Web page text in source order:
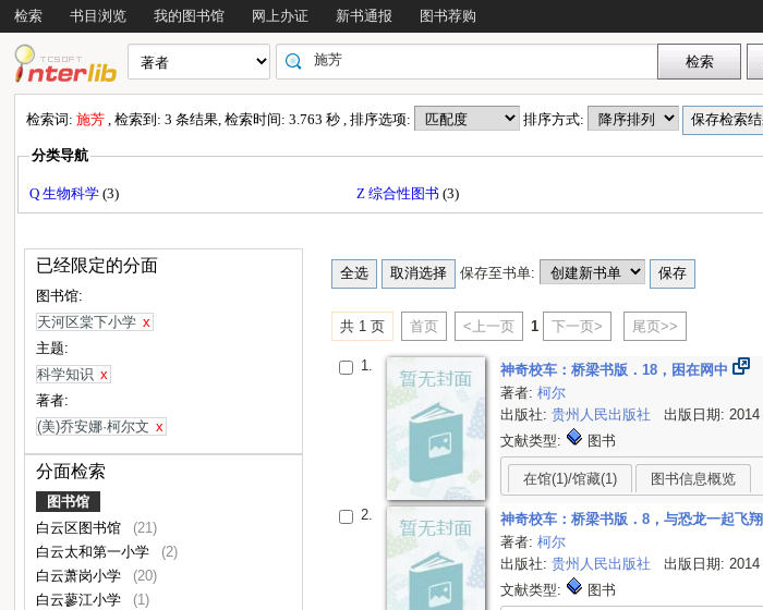
检索 书目浏览 我的图书馆 网上办证 新书通报 图书荐购
检索词:施芳, 检索到: 3 条结果, 检索时间: 3.763 秒 , 排序选项: 排序方式:
分类导航
Q 生物科学(3) Z 综合性图书(3)
已经限定的分面
图书馆:
天河区棠下小学 x
主题:
科学知识 x
著者:
(美)乔安娜·柯尔文 x
分面检索
图书馆
白云区图书馆
(21)
白云太和第一小学
(2)
白云萧岗小学
(20)
白云蓼江小学
(1)
保存至书单:
共 1 页 首页 <上一页 1 下一页> 尾页>>
1.
神奇校车：桥梁书版．18，困在网中
著者:柯尔
出版社:贵州人民出版社
出版日期: 2014
文献类型:
图书
在馆(1)/馆藏(1) 图书信息概览
2.
神奇校车：桥梁书版．8，与恐龙一起飞翔
著者:柯尔
出版社:贵州人民出版社
出版日期: 2014
文献类型:
图书